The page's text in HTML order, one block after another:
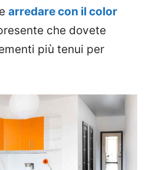
arredare con il color
che dovete
più tenui per